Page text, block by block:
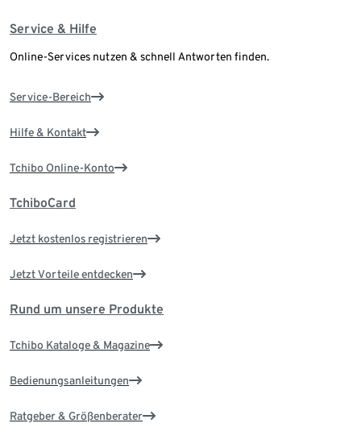
Service & Hilfe
Online-Services nutzen & schnell Antworten finden.
Service-Bereich
Hilfe & Kontakt
Tchibo Online-Konto
TchiboCard
Jetzt kostenlos registrieren
Jetzt Vorteile entdecken
Rund um unsere Produkte
Tchibo Kataloge & Magazine
Bedienungsanleitungen
Ratgeber & Größenberater